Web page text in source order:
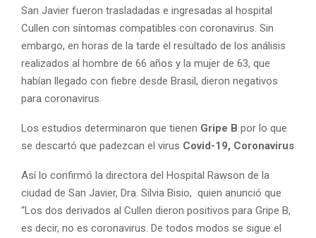
San Javier fueron trasladadas e ingresadas al hospital
Cullen con síntomas compatibles con coronavirus. Sin
embargo, en horas de la tarde el resultado de los análisis
realizados al hombre de 66 años y la mujer de 63, que
habían llegado con fiebre desde Brasil, dieron negativos
para coronavirus.
Los estudios determinaron que tienen Gripe B por lo que
se descartó que padezcan el virus Covid-19, Coronavirus
Así lo confirmó la directora del Hospital Rawson de la
ciudad de San Javier, Dra. Silvia Bisio, quien anunció que
“Los dos derivados al Cullen dieron positivos para Gripe B,
es decir, no es coronavirus. De todos modos se sigue el